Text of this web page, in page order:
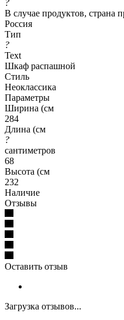
?
В случае продуктов, страна
Россия
Тип
?
Text
Шкаф распашной
Стиль
Неоклассика
Параметры
Ширина (см
284
Длина (см
?
сантиметров
68
Высота (см
232
Наличие
Отзывы
Оставить отзыв
Загрузка отзывов...